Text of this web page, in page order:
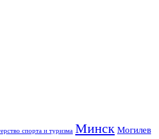
спорта и туризма Минск Могилев